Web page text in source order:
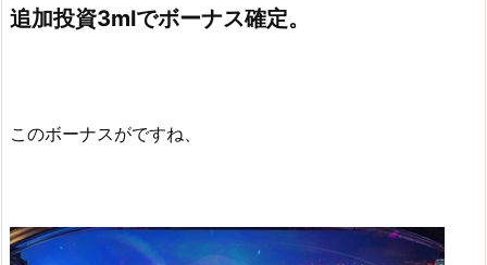
追加投資3mlでボーナス確定。
このボーナスがですね、